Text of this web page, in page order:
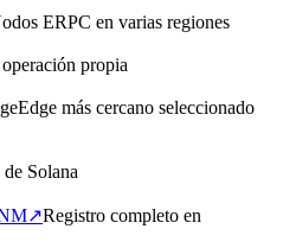
ERPC en varias regiones
propia
Edge más cercano seleccionado
Solana
↗Registro completo en